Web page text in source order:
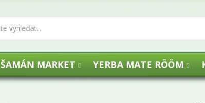
ŠAMÁN MARKET YERBA MATE RÖÖM